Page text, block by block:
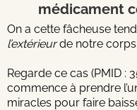
médicament
On a cette fâcheuse
l’extérieurde notre corps.
Regarde ce cas (PMID :
commence à prendre
miracles pour faire